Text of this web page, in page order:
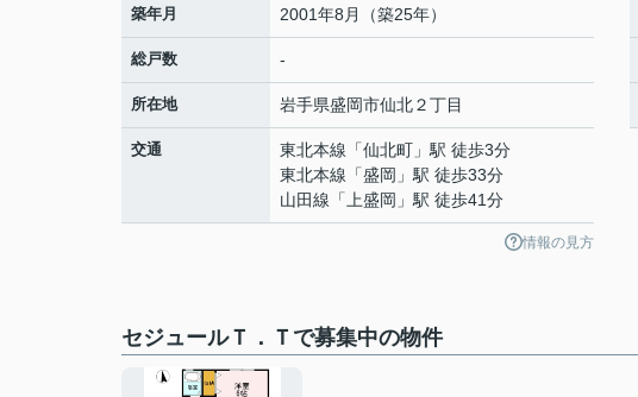
築年月 2001年8月（築25年）
総戸数 -
所在地 岩手県盛岡市仙北２丁目
交通 東北本線 「仙北町 」駅 徒歩3分
東北本線 「盛岡 」駅 徒歩33分
山田線 「 上盛岡 」駅 徒歩41分
情報の見方
セジュールＴ．Ｔで募集中の物件